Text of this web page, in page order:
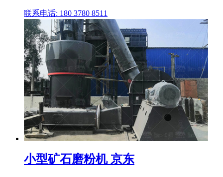
联系电话: 180 3780 8511
小型矿石磨粉机 京东